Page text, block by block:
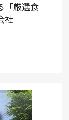
「厳選食
社